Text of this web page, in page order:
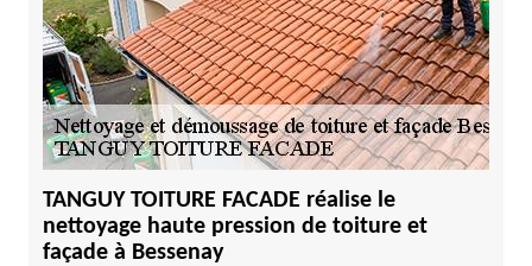
TANGUY TOITURE FACADE réalise le
nettoyage haute pression de toiture et
façade à Bessenay